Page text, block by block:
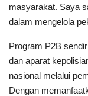
masyarakat. Saya
dalam mengelola
Program P2B
dan aparat
nasional melalui
Dengan